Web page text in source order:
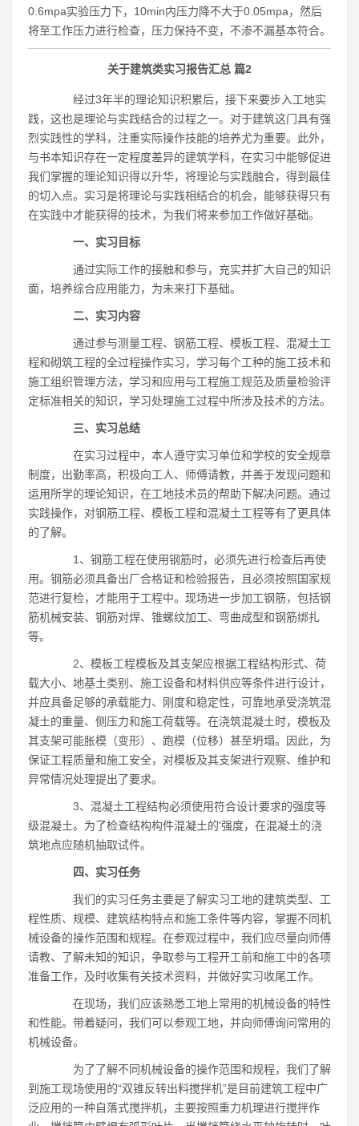
0.6mpa实验压力下，10min内压力降不大于0.05mpa，然后
将至工作压力进行检查，压力保持不变，不渗不漏基本符合。
关于建筑类实习报告汇总 篇2
经过3年半的理论知识积累后，接下来要步入工地实
践，这也是理论与实践结合的过程之一。对于建筑这门具有强
烈实践性的学科，注重实际操作技能的培养尤为重要。此外，
与书本知识存在一定程度差异的建筑学科，在实习中能够促进
我们掌握的理论知识得以升华，将理论与实践融合，得到最佳
的切入点。实习是将理论与实践相结合的机会，能够获得只有
在实践中才能获得的技术，为我们将来参加工作做好基础。
一、实习目标
通过实际工作的接触和参与，充实并扩大自己的知识
面，培养综合应用能力，为未来打下基础。
二、实习内容
通过参与测量工程、钢筋工程、模板工程、混凝土工
程和砌筑工程的全过程操作实习，学习每个工种的施工技术和
施工组织管理方法，学习和应用与工程施工规范及质量检验评
定标准相关的知识，学习处理施工过程中所涉及技术的方法。
三、实习总结
在实习过程中，本人遵守实习单位和学校的安全规章
制度，出勤率高，积极向工人、师傅请教，并善于发现问题和
运用所学的理论知识，在工地技术员的帮助下解决问题。通过
实践操作，对钢筋工程、模板工程和混凝土工程等有了更具体
的了解。
1、钢筋工程在使用钢筋时，必须先进行检查后再使
用。钢筋必须具备出厂合格证和检验报告，且必须按照国家规
范进行复检，才能用于工程中。现场进一步加工钢筋，包括钢
筋机械安装、钢筋对焊、锥螺纹加工、弯曲成型和钢筋绑扎
等。
2、模板工程模板及其支架应根据工程结构形式、荷
载大小、地基土类别、施工设备和材料供应等条件进行设计，
并应具备足够的承载能力、刚度和稳定性，可靠地承受浇筑混
凝土的重量、侧压力和施工荷载等。在浇筑混凝土时，模板及
其支架可能胀模（变形）、跑模（位移）甚至坍塌。因此，为
保证工程质量和施工安全，对模板及其支架进行观察、维护和
异常情况处理提出了要求。
3、混凝土工程结构必须使用符合设计要求的强度等
级混凝土。为了检查结构构件混凝土的'强度，在混凝土的浇
筑地点应随机抽取试件。
四、实习任务
我们的实习任务主要是了解实习工地的建筑类型、工
程性质、规模、建筑结构特点和施工条件等内容，掌握不同机
械设备的操作范围和规程。在参观过程中，我们应尽量向师傅
请教、了解未知的知识，争取参与工程开工前和施工中的各项
准备工作，及时收集有关技术资料，并做好实习收尾工作。
在现场，我们应该熟悉工地上常用的机械设备的特性
和性能。带着疑问，我们可以参观工地，并向师傅询问常用的
机械设备。
为了了解不同机械设备的操作范围和规程，我们了解
到施工现场使用的“双锥反转出料搅拌机”是目前建筑工程中广
泛应用的一种自落式搅拌机，主要按照重力机理进行搅拌作